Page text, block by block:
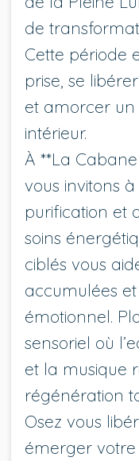
de
Cette période
prise, se
et amorcer
intérieur.
À **La
vous invitons
purification et
soins
ciblés vous
accumulées
émotionnel.
sensoriel où
et la musique
régénération
Osez vous
émerger